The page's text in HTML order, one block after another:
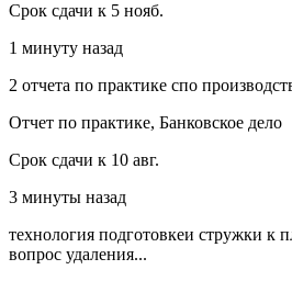
Срок сдачи к 5 нояб.
1 минуту назад
2 отчета по практике спо
Отчет по практике, Банковское дело
Срок сдачи к 10 авг.
3 минуты назад
технология подготовкеи стружки к
вопрос удаления...